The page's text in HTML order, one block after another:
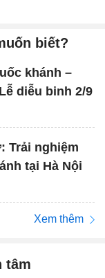
biết?
khánh –
diễu binh 2/9
Trải nghiệm
tại Hà Nội
Xem thêm
tâm